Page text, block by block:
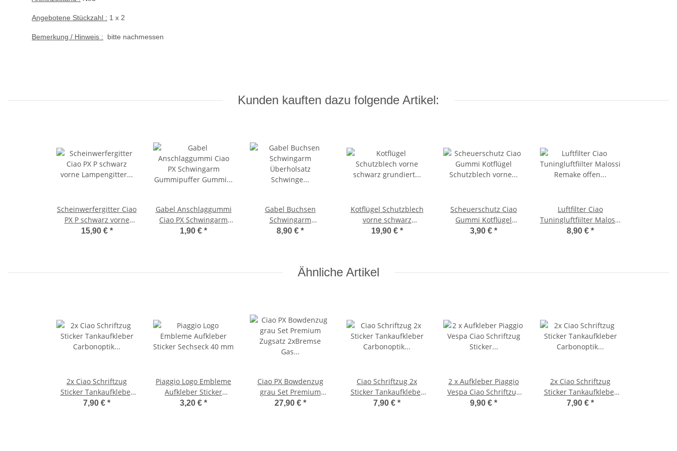
Angebotene Stückzahl : 1 x 2
Bemerkung / Hinweis : bitte nachmessen
Kunden kauften dazu folgende Artikel:
Scheinwerfergitter Ciao
PX P schwarz vorne
Lampengitter oval
15,90 € *
Gabel Anschlaggummi
Ciao PX Schwingarm
Gummipuffer Gummi -
1,90 € *
Gabel Buchsen
Schwingarm
Überholsatz Schwinge
8,90 € *
Kotflügel Schutzblech
vorne schwarz
grundiert lackierfertig
19,90 € *
Scheuerschutz Ciao
Gummi Kotflügel
Schutzblech vorne
3,90 € *
Luftfilter Ciao
Tuningluftfiilter Malossi
Remake offen Bravo, SI,
8,90 € *
Ähnliche Artikel
2x Ciao Schriftzug
Sticker Tankaufkleber
Carbonoptik gelb
7,90 € *
Piaggio Logo Embleme
Aufkleber Sticker
Sechseck 40 mm
3,20 € *
Ciao PX Bowdenzug
grau Set Premium
Zugsatz 2xBremse Gas
27,90 € *
Ciao Schriftzug 2x
Sticker Tankaufkleber
Carbonoptik weiß
7,90 € *
2 x Aufkleber Piaggio
Vespa Ciao Schriftzug
Sticker grau/anthra
9,90 € *
2x Ciao Schriftzug
Sticker Tankaufkleber
Carbonoptik blau
7,90 € *